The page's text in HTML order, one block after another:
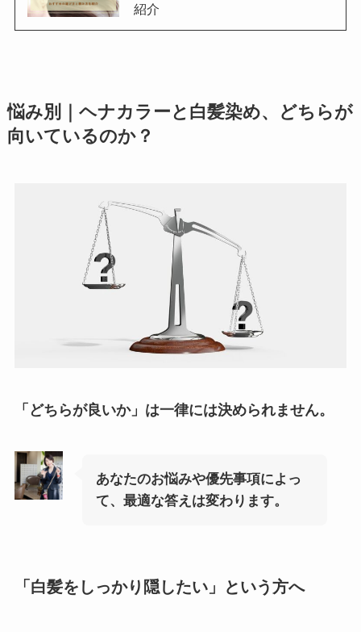
紹介
悩み別｜ヘナカラーと白髪染め、どちらが
向いているのか？
「どちらが良いか」は一律には決められません。
あなたのお悩みや優先事項によっ
て、最適な答えは変わります。
「白髪をしっかり隠したい」という方へ